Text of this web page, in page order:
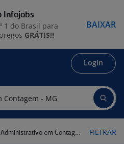
Login
em Contagem - MG FILTRAR
Infojobs
1 do Brasil para
GRÁTIS!!
BAIXAR